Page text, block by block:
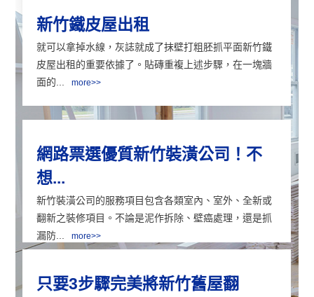
新竹鐵皮屋出租
就可以拿掉水線，灰誌就成了抹壁打粗胚抓平面新竹鐵
皮屋出租的重要依據了。貼磚重複上述步驟，在一塊牆
面的...
more>>
網路票選優質新竹裝潢公司！不
想...
新竹裝潢公司的服務項目包含各類室內、室外、全新或
翻新之裝修項目。不論是泥作拆除、壁癌處理，還是抓
漏防...
more>>
只要3步驟完美將新竹舊屋翻